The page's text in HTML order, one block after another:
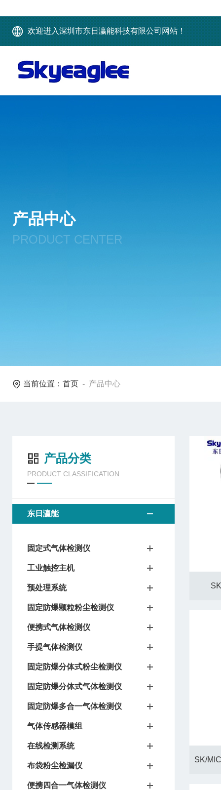
欢迎进入深圳市东日瀛能科技有限公司网站！
产品中心
PRODUCT CENTER
当前位置： 首页 - 产品中心
产品分类
PRODUCT CLASSIFICATION
东日瀛能
固定式气体检测仪
工业触控主机
预处理系统
固定防爆颗粒粉尘检测仪
便携式气体检测仪
手提气体检测仪
固定防爆分体式粉尘检测仪
固定防爆分体式气体检测仪
固定防爆多合一气体检测仪
气体传感器模组
在线检测系统
布袋粉尘检漏仪
便携四合一气体检测仪